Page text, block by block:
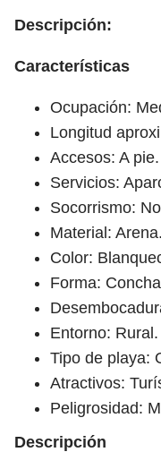
Descripción:
Características
Ocupación:
Longitud
Accesos: A pie.
Servicios:
Socorrismo:
Material: Arena.
Color:
Forma:
Entorno: Rural.
Tipo de playa:
Atractivos:
Peligrosidad:
Descripción